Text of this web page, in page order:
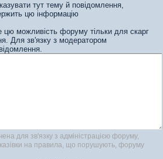
тут тему й повідомлення,
цю інформацію
цю можливість форуму тільки для скарг
Для зв'язку з модератором
для зв'язку з адміністрацією форуму,
форуму